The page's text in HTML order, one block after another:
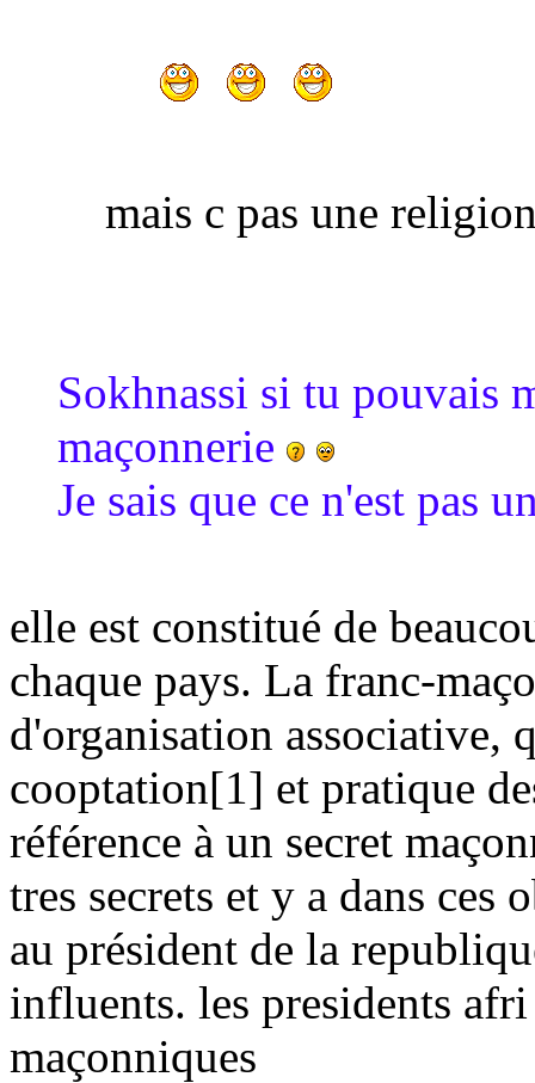
mais c pas une
Sokhnassi si tu pouvais
maçonnerie
Je sais que ce n'est pas
elle est constitué de
chaque pays. La franc-
d'organisation associative,
cooptation[1] et pratique
référence à un secret
tres secrets et y a dans ces
au président de la
influents. les presidents
maçonniques